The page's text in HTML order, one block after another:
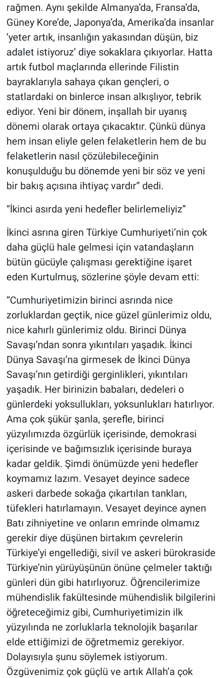
rağmen. Aynı şekilde Almanya’da, Fransa’da,
Güney Kore’de, Japonya’da, Amerika’da insanlar
’yeter artık, insanlığın yakasından düşün, biz
adalet istiyoruz’ diye sokaklara çıkıyorlar. Hatta
artık futbol maçlarında ellerinde Filistin
bayraklarıyla sahaya çıkan gençleri, o
statlardaki on binlerce insan alkışlıyor, tebrik
ediyor. Yeni bir dönem, inşallah bir uyanış
dönemi olarak ortaya çıkacaktır. Çünkü dünya
hem insan eliyle gelen felaketlerin hem de bu
felaketlerin nasıl çözülebileceğinin
konuşulduğu bu dönemde yeni bir söz ve yeni
bir bakış açısına ihtiyaç vardır” dedi.
“İkinci asırda yeni hedefler belirlemeliyiz”
İkinci asrına giren Türkiye Cumhuriyeti’nin çok
daha güçlü hale gelmesi için vatandaşların
bütün gücüyle çalışması gerektiğine işaret
eden Kurtulmuş, sözlerine şöyle devam etti:
“Cumhuriyetimizin birinci asrında nice
zorluklardan geçtik, nice güzel günlerimiz oldu,
nice kahırlı günlerimiz oldu. Birinci Dünya
Savaşı’ndan sonra yıkıntıları yaşadık. İkinci
Dünya Savaşı’na girmesek de İkinci Dünya
Savaşı’nın getirdiği gerginlikleri, yıkıntıları
yaşadık. Her birinizin babaları, dedeleri o
günlerdeki yoksullukları, yoksunlukları hatırlıyor.
Ama çok şükür şanla, şerefle, birinci
yüzyılımızda özgürlük içerisinde, demokrasi
içerisinde ve bağımsızlık içerisinde buraya
kadar geldik. Şimdi önümüzde yeni hedefler
koymamız lazım. Vesayet deyince sadece
askeri darbede sokağa çıkartılan tankları,
tüfekleri hatırlamayın. Vesayet deyince aynen
Batı zihniyetine ve onların emrinde olmamız
gerekir diye düşünen birtakım çevrelerin
Türkiye’yi engellediği, sivil ve askeri bürokraside
Türkiye’nin yürüyüşünün önüne çelmeler taktığı
günleri dün gibi hatırlıyoruz. Öğrencilerimize
mühendislik fakültesinde mühendislik bilgilerini
öğreteceğimiz gibi, Cumhuriyetimizin ilk
yüzyılında ne zorluklarla teknolojik başarılar
elde ettiğimizi de öğretmemiz gerekiyor.
Dolayısıyla şunu söylemek istiyorum.
Özgüvenimiz çok güçlü ve artık Allah’a çok